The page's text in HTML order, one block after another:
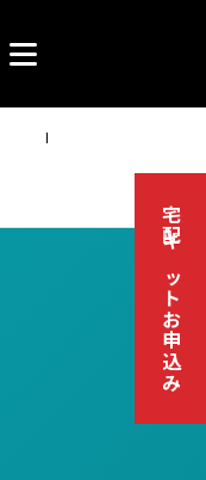
宅配キットお申込み